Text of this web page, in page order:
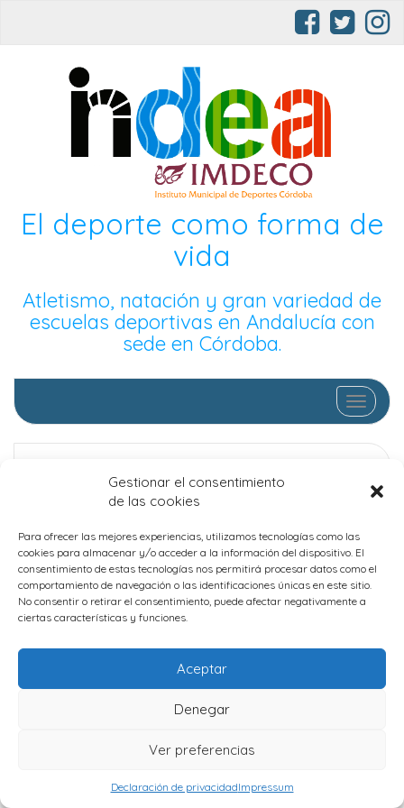
Gestionar el consentimiento
de las cookies
Para ofrecer las mejores experiencias, utilizamos tecnologías como las
cookies para almacenar y/o acceder a la información del dispositivo. El
consentimiento de estas tecnologías nos permitirá procesar datos como el
comportamiento de navegación o las identificaciones únicas en este sitio.
No consentir o retirar el consentimiento, puede afectar negativamente a
ciertas características y funciones.
Aceptar
Denegar
Ver preferencias
Declaración de privacidadImpressum
El deporte como forma de
vida
Atletismo, natación y gran variedad de
escuelas deportivas en Andalucía con
sede en Córdoba.
Calendario electoral
Candidaturas presentadas
Resultados
de las elecciones